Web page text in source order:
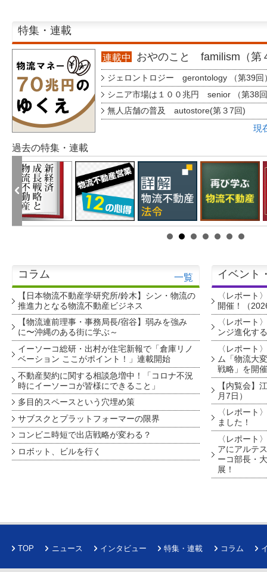
特集・連載
連載中 おやのこと familism（第
ジェロントロジー gerontology （第39回
シニア市場は１００兆円 senior （第38
無人店舗の普及 autostore(第３7回)
現
過去の特集・連載
コラム 一覧
【日本物流不動産学研究所/鈴木】シン・物流の
推進力となる物流不動産ビジネス
【物流連前理事・事務局長/宿谷】弱みを強み
に〜沖縄のある街に学ぶ～
イーソーコ総研・出村が住宅新報で「倉庫リノ
ベーション ここがポイント！」連載開始
不動産契約に関する相談急増中！「コロナ不況
時にイーソーコが皆様にできること」
多目的スペースという穴埋め策
サブスクとプラットフォーマーの限界
コンビニ時短で出店戦略が変わる？
ロボット、ビルを行く
イベント
〈レポート
開催！（
〈レポート
ンジ進化す
〈レポート
ム「物流大
戦略」を開
【内覧会】
月7日）
〈レポート
ました！
〈レポート
アにアルテ
ーコ部長・
展！
TOP ニュース インタビュー 特集・連載 コラム